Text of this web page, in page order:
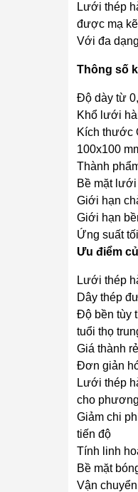
Lưới thép
được mạ
Với đa
Thông số
Độ dày từ
Khổ lưới
Kích thước
100x100
Thành
Bề mặt
Giới hạn
Giới hạn
Ứng suất
Ưu điểm
Lưới thép
Dây thép
Độ bền tùy
tuổi thọ
Giá thành
Đơn giản
Lưới thép
cho
Giảm chi
tiến độ
Tính linh
Bề mặt
Vận